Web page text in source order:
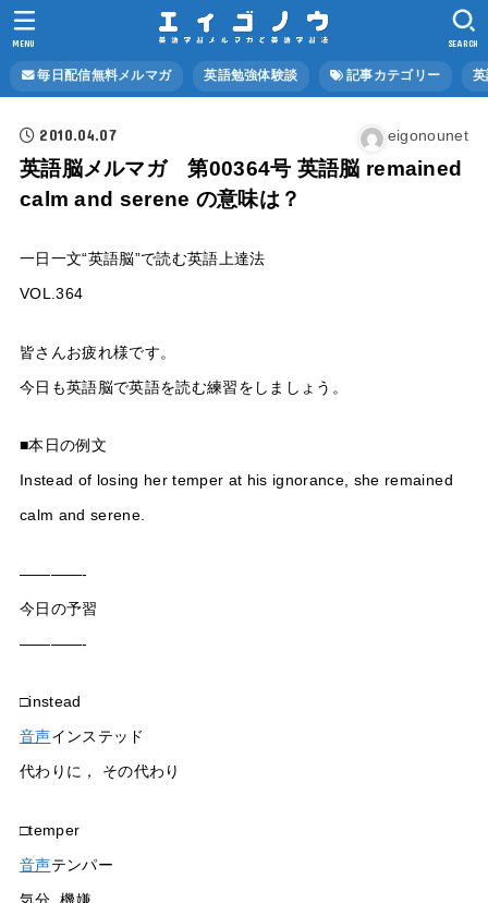
毎日配信無料メルマガ 英語勉強体験談 記事カテゴリー
SEARCH
MENU
2010.04.07 eigonounet
英語脳メルマガ 第00364号 英語脳 remained
calm and serene の意味は？
一日一文“英語脳”で読む英語上達法
VOL.364
皆さんお疲れ様です。
今日も英語脳で英語を読む練習をしましょう。
■本日の例文
Instead of losing her temper at his ignorance, she remained
calm and serene.
————-
今日の予習
————-
□instead
音声インステッド
代わりに， その代わり
□temper
音声テンパー